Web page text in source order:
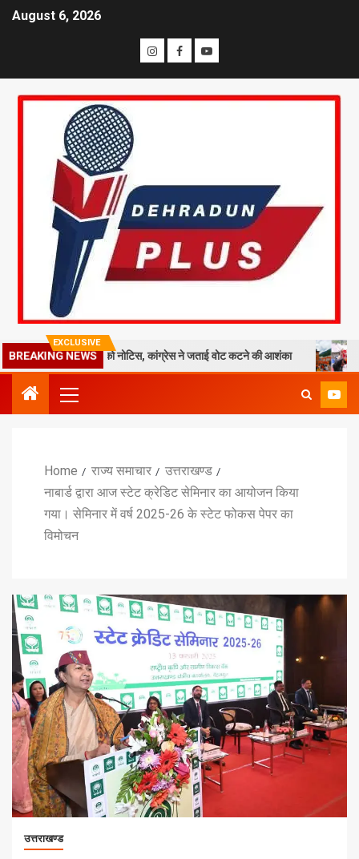
August 6, 2026
EXCLUSIVE
BREAKING NEWS
मतदाताओं को नोटिस, कांग्रेस ने जताई वोट कटने की आशंका धराली
Home राज्य समाचार
उत्तराखण्ड
नाबार्ड द्वारा आज स्टेट क्रेडिट सेमिनार का आयोजन किया
गया। सेमिनार में वर्ष 2025-26 के स्टेट फोकस पेपर का
विमोचन
उत्तराखण्ड